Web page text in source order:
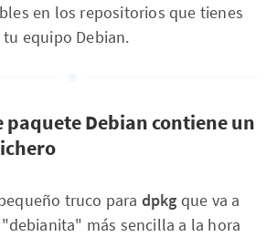
en los repositorios que tienes
equipo Debian.
paquete Debian contiene un
truco para dpkg que va a
más sencilla a la hora